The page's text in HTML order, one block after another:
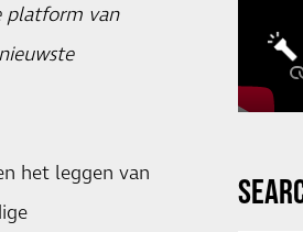
platform van
het leggen van